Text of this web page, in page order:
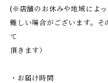
(※店舗のお休みや地域によ
難しい場合がございます。
て
頂きます）
・お届け時間